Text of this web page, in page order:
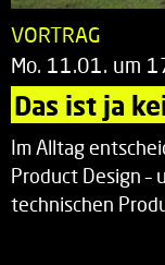
VORTRAG
Mo. 11.01. um
Das ist ja
Im Alltag
Product Design –
technischen